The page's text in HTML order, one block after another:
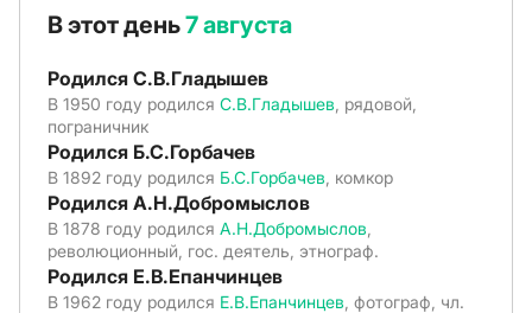
В этот день7 августа
Родился С.В.Гладышев
В 1950 году родился С.В.Гладышев , рядовой,
пограничник
Родился Б.С.Горбачев
В 1892 году родился Б.С.Горбачев , комкор
Родился А.Н.Добромыслов
В 1878 году родился А.Н.Добромыслов
революционный, гос. деятель, этнограф.
Родился Е.В.Епанчинцев
В 1962 году родился Е.В.Епанчинцев , фотограф, чл.